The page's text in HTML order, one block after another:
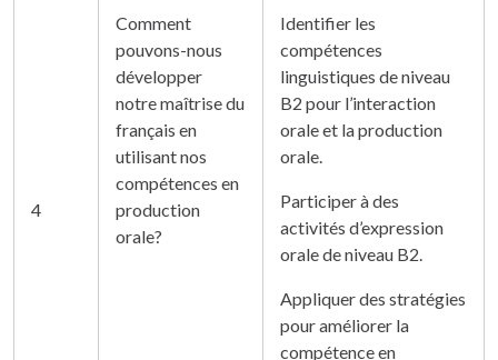
4
Comment
pouvons-nous
développer
notre maîtrise du
français en
utilisant nos
compétences en
production
orale?
Identifier les
compétences
linguistiques de niveau
B2 pour l’interaction
orale et la production
orale.
Participer à des
activités d’expression
orale de niveau B2.
Appliquer des stratégies
pour améliorer la
compétence en